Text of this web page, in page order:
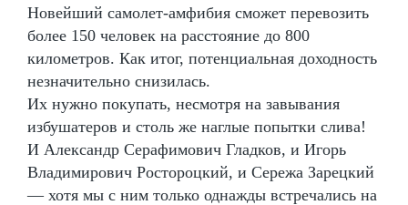
Новейший самолет-амфибия сможет перевозить
более 150 человек на расстояние до 800
километров. Как итог, потенциальная доходность
незначительно снизилась.
Их нужно покупать, несмотря на завывания
избушатеров и столь же наглые попытки слива!
И Александр Серафимович Гладков, и Игорь
Владимирович Ростороцкий, и Сережа Зарецкий
— хотя мы с ним только однажды встречались на